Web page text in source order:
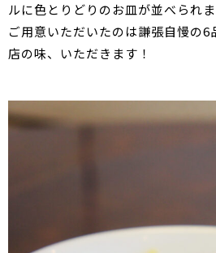
ルに色とりどりのお皿が並べられま
ご用意いただいたのは謙張自慢の
店の味、いただきます！